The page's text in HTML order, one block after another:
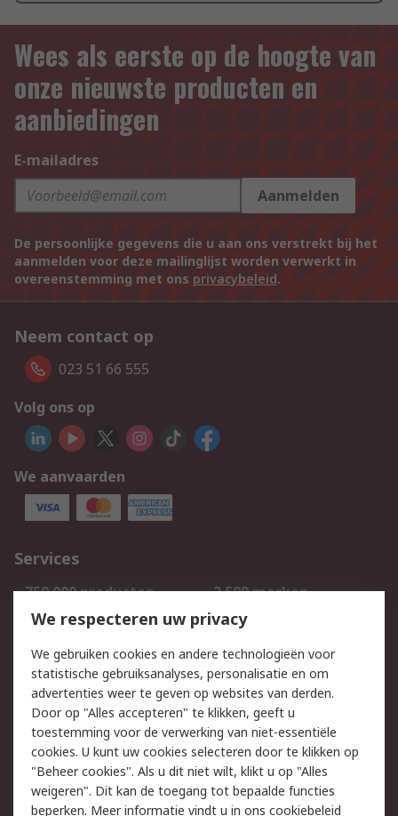
Wees als eerste op de hoogte van
onze nieuwste producten en
aanbiedingen
E-mailadres
Aanmelden
De persoonlijke gegevens die u aan ons verstrekt bij het
aanmelden voor deze mailinglijst worden verwerkt in
overeenstemming met ons privacybeleid.
Neem contact op
023 51 66 555
Volg ons op
We aanvaarden
Services
750.000 producten
2.500 merken
Bestellen
Inkoopoplossingen
Track & Trace
Wettelijk
Cookiebeleid
Email veiligheid
Privacybeleid
Websitevoorwaarden
Algemene
We respecteren uw privacy
We gebruiken cookies en andere technologieën voor
statistische gebruiksanalyses, personalisatie en om
advertenties weer te geven op websites van derden.
Door op "Alles accepteren" te klikken, geeft u
toestemming voor de verwerking van niet-essentiële
cookies. U kunt uw cookies selecteren door te klikken op
"Beheer cookies". Als u dit niet wilt, klikt u op "Alles
weigeren". Dit kan de toegang tot bepaalde functies
beperken. Meer informatie vindt u in ons cookiebeleid